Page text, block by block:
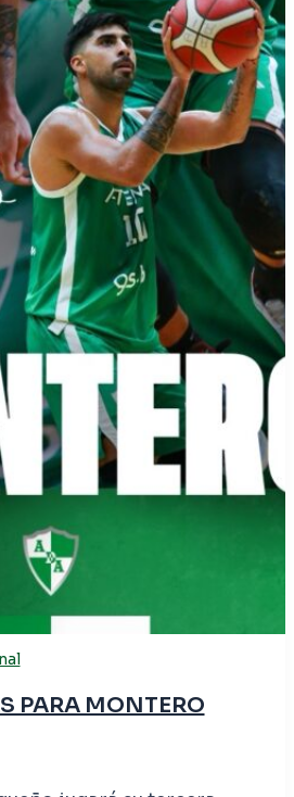
PARA MONTERO